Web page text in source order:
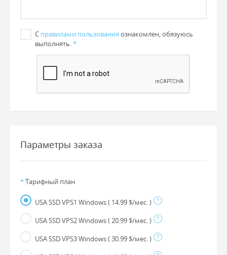
С правилами пользования ознакомлен, обязуюсь
выполнять.*
Параметры заказа
*Тарифный план
USA SSD VPS1 Windows( 14.99 $/мес. )
USA SSD VPS2 Windows( 20.99 $/мес. )
USA SSD VPS3 Windows( 30.99 $/мес. )